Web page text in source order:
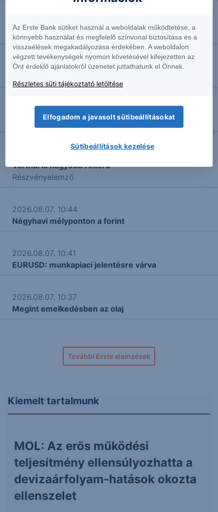
Nasdaq: Falba ütközött
2026.08.07. 15:09
2026.08.07. 12:50
Heti Menü
Vártnál is nagyobb rekord
Részvényelemző
2026.08.07. 10:44
Négyhavi mélyponton a forint
2026.08.07. 10:41
EURUSD: munkapiaci jelentésre várva
2026.08.07. 10:37
Megint emelkedésben az olaj
További Erste elemzések
Kiemelt tartalmunk
MOL: Az erős működési
teljesítmény ellensúlyozhatta a
devizaárfolyam-hatások okozta
ellenszelet
Az Erste Bank sütiket használ a weboldalak működtetése, a
könnyebb használat és megfelelő színvonal biztosítása és a
visszaélések megakadályozása érdekében. A weboldalon
végzett tevékenységek nyomon követésével kifejezetten az
Önt érdeklő ajánlatokról üzenetet juttathatunk el Önnek.
Részletes süti tájékoztató letöltése
Elfogadom a javasolt sütibeállításokat
Sütibeállítások kezelése